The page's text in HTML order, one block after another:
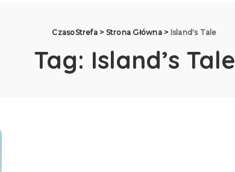
CzasoStrefa> Strona Główna> Island's Tale
Tag: Island’s Tale